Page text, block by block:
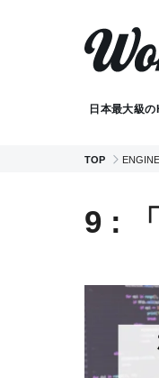
日本最大級
TOP
9 :